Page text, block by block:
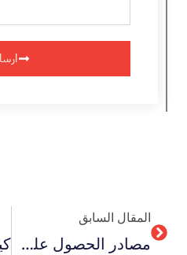
المقال السابق
مصادر الحصول على مشكلة بحثية مناسبة 8 مصادر مختلفة